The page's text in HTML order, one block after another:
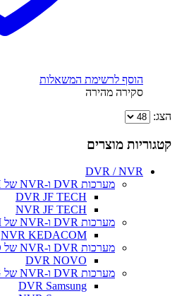
הוסף לרשימת המשאלות
סקירה מהירה
הצג:
קטגוריות מוצרים
DVR / NVR
מערכות DVR ו-NVR של JF TECH
DVR JF TECH
NVR JF TECH
מערכות DVR ו-NVR של KEDACOM
NVR KEDACOM
מערכות DVR ו-NVR של NOVO
DVR NOVO
מערכות DVR ו-NVR של SAMSUNG
DVR Samsung